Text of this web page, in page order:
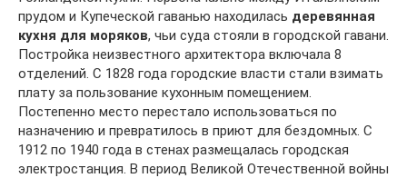
прудом и Купеческой гаванью находилась деревянная
кухня для моряков, чьи суда стояли в городской гавани.
Постройка неизвестного архитектора включала 8
отделений. С 1828 года городские власти стали взимать
плату за пользование кухонным помещением.
Постепенно место перестало использоваться по
назначению и превратилось в приют для бездомных. С
1912 по 1940 года в стенах размещалась городская
электростанция. В период Великой Отечественной войны